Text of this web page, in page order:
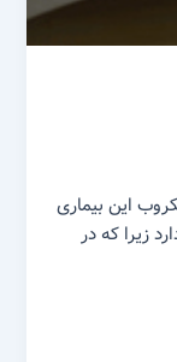
این بیماری
زیرا که در